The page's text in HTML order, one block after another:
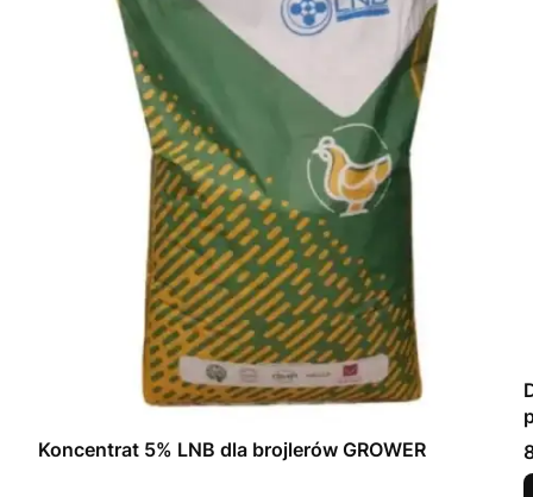
Koncentrat 5% LNB dla brojlerów GROWER